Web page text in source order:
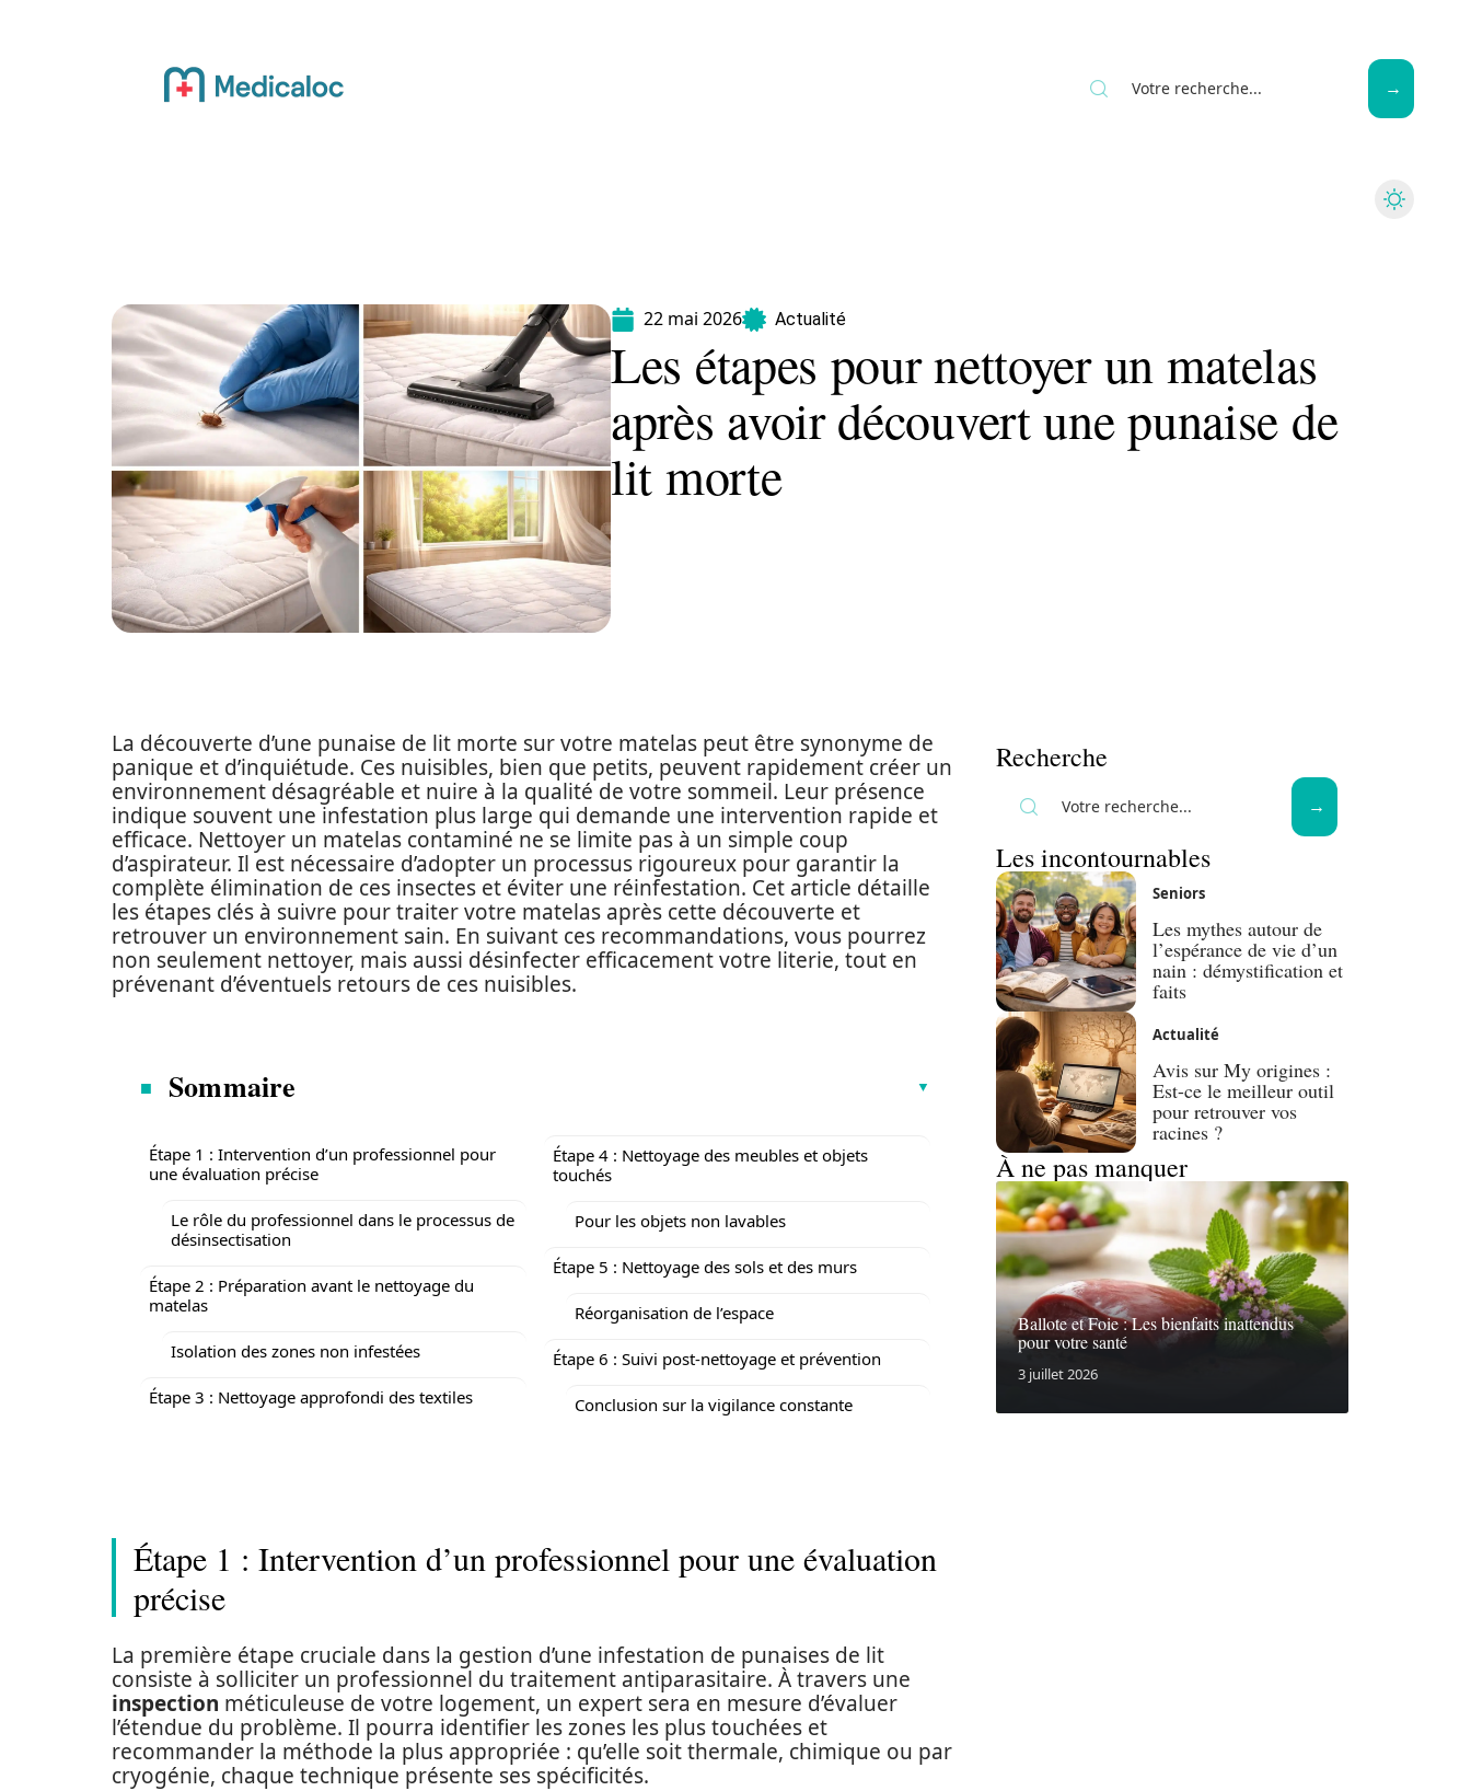
22 mai 2026 Actualité
Les étapes pour nettoyer un matelas
après avoir découvert une punaise de
lit morte
La découverte d’une punaise de lit morte sur votre matelas peut être synonyme de
panique et d’inquiétude. Ces nuisibles, bien que petits, peuvent rapidement créer un
environnement désagréable et nuire à la qualité de votre sommeil. Leur présence
indique souvent une infestation plus large qui demande une intervention rapide et
efficace. Nettoyer un matelas contaminé ne se limite pas à un simple coup
d’aspirateur. Il est nécessaire d’adopter un processus rigoureux pour garantir la
complète élimination de ces insectes et éviter une réinfestation. Cet article détaille
les étapes clés à suivre pour traiter votre matelas après cette découverte et
retrouver un environnement sain. En suivant ces recommandations, vous pourrez
non seulement nettoyer, mais aussi désinfecter efficacement votre literie, tout en
prévenant d’éventuels retours de ces nuisibles.
Sommaire
Étape 1 : Intervention d’un professionnel pour
une évaluation précise
Le rôle du professionnel dans le processus de
désinsectisation
Étape 2 : Préparation avant le nettoyage du
matelas
Isolation des zones non infestées
Étape 3 : Nettoyage approfondi des textiles
Étape 4 : Nettoyage des meubles et objets
touchés
Pour les objets non lavables
Étape 5 : Nettoyage des sols et des murs
Réorganisation de l’espace
Étape 6 : Suivi post-nettoyage et prévention
Conclusion sur la vigilance constante
Étape 1 : Intervention d’un professionnel pour une évaluation
précise
La première étape cruciale dans la gestion d’une infestation de punaises de lit
consiste à solliciter un professionnel du traitement antiparasitaire. À travers une
inspection méticuleuse de votre logement, un expert sera en mesure d’évaluer
l’étendue du problème. Il pourra identifier les zones les plus touchées et
recommander la méthode la plus appropriée : qu’elle soit thermale, chimique ou par
cryogénie, chaque technique présente ses spécificités.
Recherche
Les incontournables
Seniors
Les mythes autour de
l’espérance de vie d’un
nain : démystification et
faits
Actualité
Avis sur My origines :
Est-ce le meilleur outil
pour retrouver vos
racines ?
À ne pas manquer
Ballote et Foie : Les bienfaits inattendus
pour votre santé
3 juillet 2026